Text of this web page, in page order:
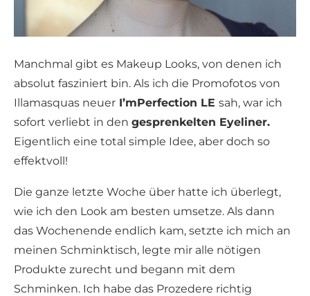
Manchmal gibt es Makeup Looks, von denen ich
absolut fasziniert bin. Als ich die Promofotos von
Illamasquas neuer I’mPerfection LE sah, war ich
sofort verliebt in den gesprenkelten Eyeliner.
Eigentlich eine total simple Idee, aber doch so
effektvoll!
Die ganze letzte Woche über hatte ich überlegt,
wie ich den Look am besten umsetze. Als dann
das Wochenende endlich kam, setzte ich mich an
meinen Schminktisch, legte mir alle nötigen
Produkte zurecht und begann mit dem
Schminken. Ich habe das Prozedere richtig